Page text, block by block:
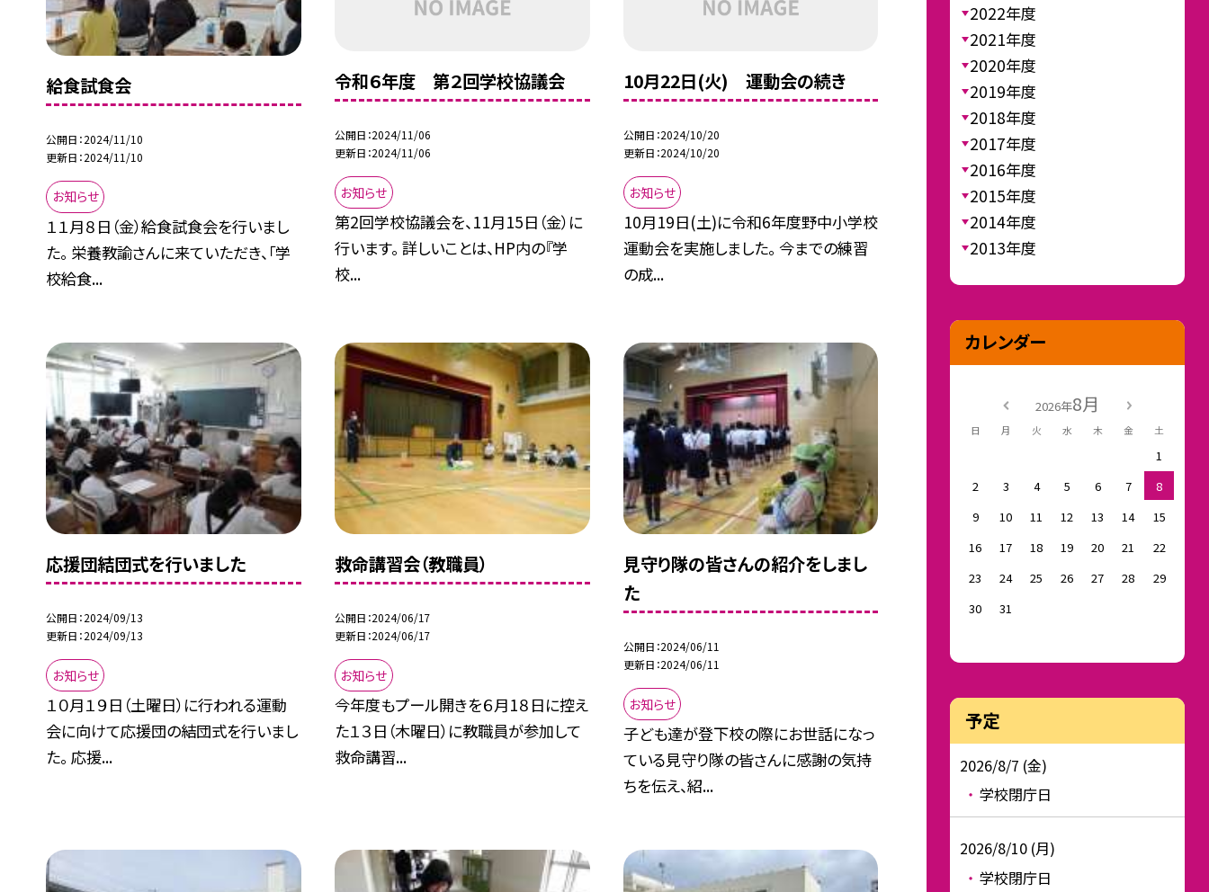
給食試食会
公開日 2024/11/10
更新日 2024/11/10
お知らせ
１１月８日（金）給食試食会を行いまし
た。 栄養教諭さんに来ていただき、「学
校給食...
令和６年度 第２回学校協議会
公開日 2024/11/06
更新日 2024/11/06
お知らせ
第2回学校協議会を、11月15日（金）に
行います。 詳しいことは、HP内の『学
校...
10月22日(火) 運動会の続き
公開日 2024/10/20
更新日 2024/10/20
お知らせ
10月19日(土)に令和6年度野中小学校
運動会を実施しました。 今までの練習
の成...
応援団結団式を行いました
公開日 2024/09/13
更新日 2024/09/13
お知らせ
１０月１９日（土曜日）に行われる運動
会に向けて応援団の結団式を行いまし
た。 応援...
救命講習会（教職員）
公開日 2024/06/17
更新日 2024/06/17
お知らせ
今年度もプール開きを６月1８日に控え
た１３日（木曜日）に教職員が参加して
救命講習...
見守り隊の皆さんの紹介をしまし
た
公開日 2024/06/11
更新日 2024/06/11
お知らせ
子ども達が登下校の際にお世話になっ
ている見守り隊の皆さんに感謝の気持
ちを伝え、紹...
2022年度
2021年度
2020年度
2019年度
2018年度
2017年度
2016年度
2015年度
2014年度
2013年度
カレンダー
2026年8月
日 月 火 水 木 金 土
1
2
3 4 5 6 7
8
9
10 11 12 13 14
15
16
17 18 19 20 21
22
23
24 25 26 27 28
29
30
31
予定
2026/8/7 (金)
学校閉庁日
2026/8/10 (月)
学校閉庁日